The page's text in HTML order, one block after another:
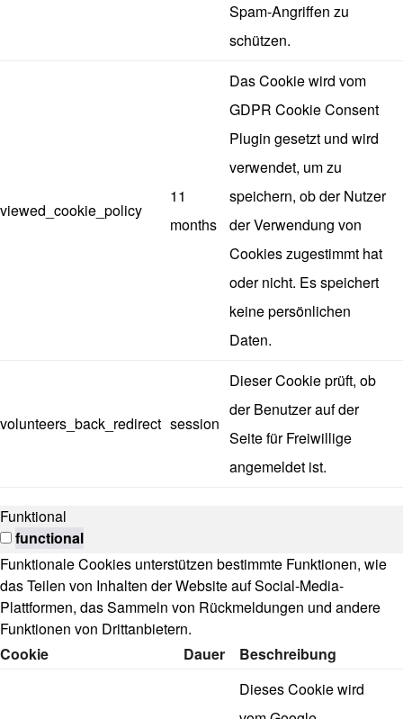
Spam-Angriffen zu
schützen.
viewed_cookie_policy
11
months
Das Cookie wird vom
GDPR Cookie Consent
Plugin gesetzt und wird
verwendet, um zu
speichern, ob der Nutzer
der Verwendung von
Cookies zugestimmt hat
oder nicht. Es speichert
keine persönlichen
Daten.
volunteers_back_redirect session
Dieser Cookie prüft, ob
der Benutzer auf der
Seite für Freiwillige
angemeldet ist.
Funktional
functional
Funktionale Cookies unterstützen bestimmte Funktionen, wie
das Teilen von Inhalten der Website auf Social-Media-
Plattformen, das Sammeln von Rückmeldungen und andere
Funktionen von Drittanbietern.
Cookie
Dauer
Beschreibung
Dieses Cookie wird